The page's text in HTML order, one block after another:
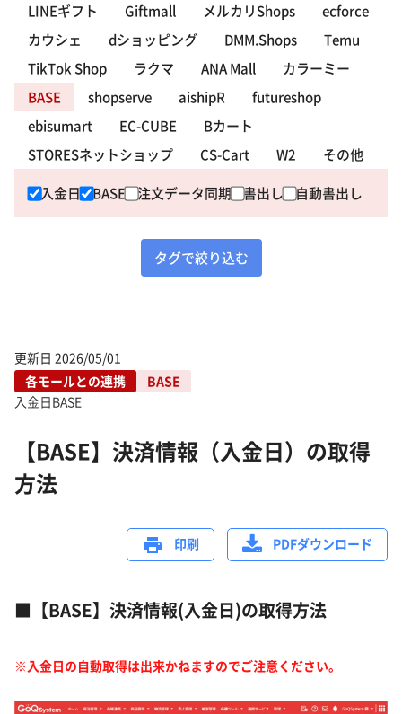
LINEギフト
Giftmall メルカリShops
ecforce
カウシェ
dショッピング DMM.Shops
Temu
TikTok Shop
ラクマ ANA Mall
カラーミー
BASE
shopserve aishipR
futureshop
ebisumart
EC-CUBE
Bカート
STORESネットショップ
CS-Cart W2
その他
入金日 BASE 注文データ同期 書出し 自動書出し
タグで絞り込む
更新日 2026/05/01
各モールとの連携
BASE
入金日BASE
【BASE】決済情報（入金日）の取得
方法
印刷 PDFダウンロード
■ 【BASE】決済情報(入金日)の取得方法
※入金日の自動取得は出来かねますのでご注意ください。